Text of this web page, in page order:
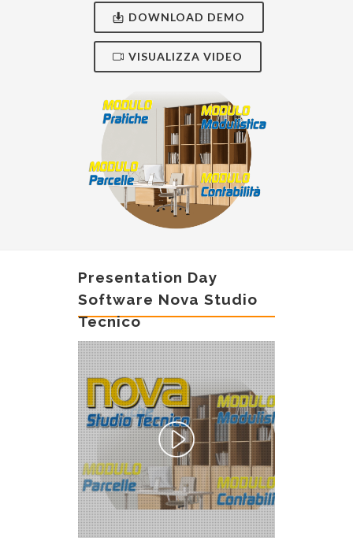
DOWNLOAD DEMO
VISUALIZZA VIDEO
Presentation Day
Software Nova Studio
Tecnico